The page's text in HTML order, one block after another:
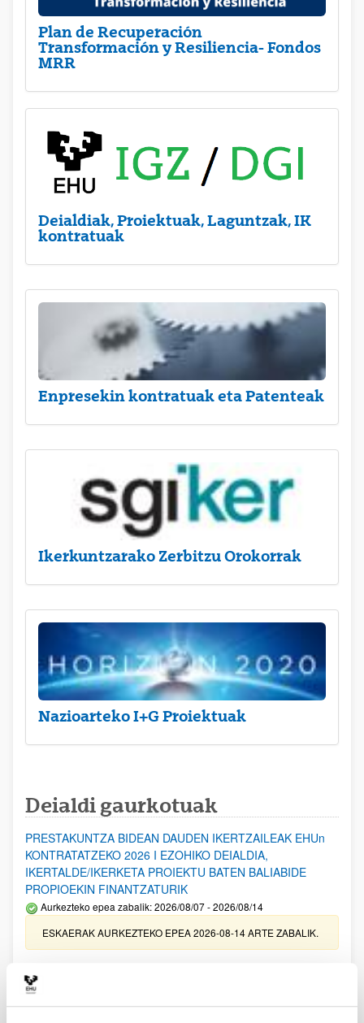
Plan de Recuperación
Transformación y Resiliencia- Fondos
MRR
Deialdiak, Proiektuak, Laguntzak, IK
kontratuak
Enpresekin kontratuak eta Patenteak
Ikerkuntzarako Zerbitzu Orokorrak
Nazioarteko I+G Proiektuak
Deialdi gaurkotuak
PRESTAKUNTZA BIDEAN DAUDEN IKERTZAILEAK EHUn
KONTRATATZEKO 2026 I EZOHIKO DEIALDIA,
IKERTALDE/IKERKETA PROIEKTU BATEN BALIABIDE
PROPIOEKIN FINANTZATURIK
Aurkezteko epea zabalik: 2026/08/07 - 2026/08/14
ESKAERAK AURKEZTEKO EPEA 2026-08-14 ARTE ZABALIK.
erosi eta berritzeko laguntzak 2026
Izapide irekia